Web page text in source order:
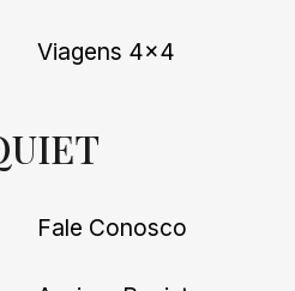
Viagens 4×4
Fale Conosco